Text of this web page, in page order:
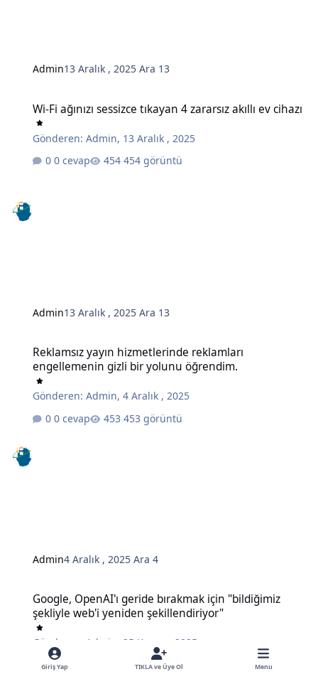
Admin13 Aralık , 2025Ara 13
Wi-Fi ağınızı sessizce tıkayan 4 zararsız akıllı ev cihazı
Gönderen:Admin, 13 Aralık , 2025
0 cevap
454 görüntü
Admin13 Aralık , 2025Ara 13
Reklamsız yayın hizmetlerinde reklamları
engellemenin gizli bir yolunu öğrendim.
Gönderen:Admin,4 Aralık , 2025
0 cevap
453 görüntü
Admin4 Aralık , 2025Ara 4
Google, OpenAI'ı geride bırakmak için "bildiğimiz
şekliyle web'i yeniden şekillendiriyor"
Gönderen: Admin
25 Kasım , 2025
0 cevap
497 görüntü
Giriş Yap TIKLA ve Üye Ol Menu